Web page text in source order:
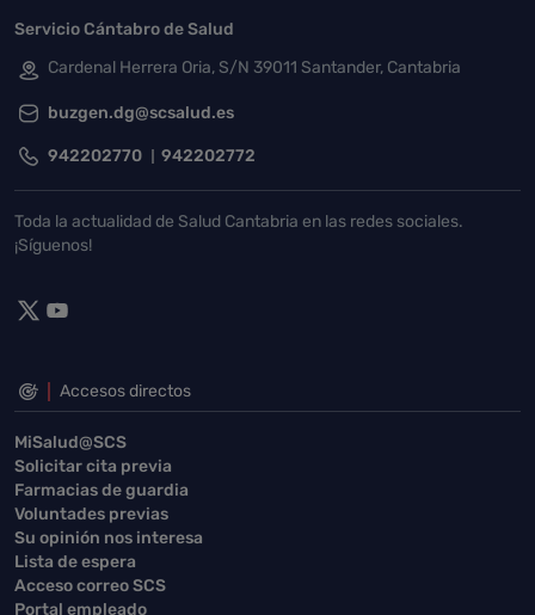
Servicio Cántabro de Salud
Cardenal Herrera Oria, S/N 39011 Santander, Cantabria
buzgen.dg@scsalud.es
942202770 942202772
Toda la actualidad de Salud Cantabria en las redes sociales.
¡Síguenos!
Accesos directos
MiSalud@SCS
Solicitar cita previa
Farmacias de guardia
Voluntades previas
Su opinión nos interesa
Lista de espera
Acceso correo SCS
Portal empleado